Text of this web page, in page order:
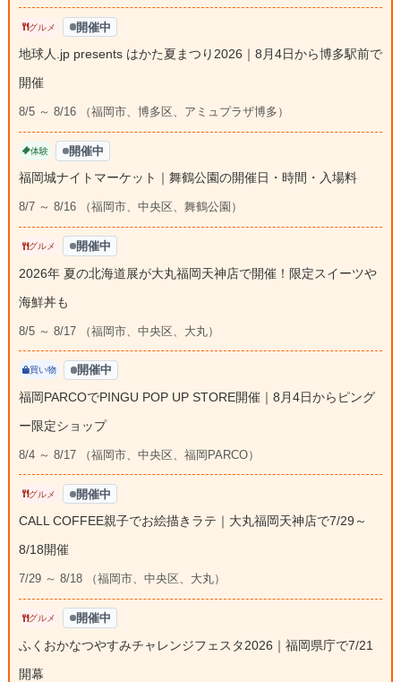
グルメ 開催中
地球人.jp presents はかた夏まつり2026｜8月4日から博多駅前で
開催
8/5 ～ 8/16 （福岡市、博多区、アミュプラザ博多）
体験 開催中
福岡城ナイトマーケット｜舞鶴公園の開催日・時間・入場料
8/7 ～ 8/16 （福岡市、中央区、舞鶴公園）
グルメ 開催中
2026年 夏の北海道展が大丸福岡天神店で開催！限定スイーツや
海鮮丼も
8/5 ～ 8/17 （福岡市、中央区、大丸）
買い物 開催中
福岡PARCOでPINGU POP UP STORE開催｜8月4日からピング
ー限定ショップ
8/4 ～ 8/17 （福岡市、中央区、福岡PARCO）
グルメ 開催中
CALL COFFEE親子でお絵描きラテ｜大丸福岡天神店で7/29～
8/18開催
7/29 ～ 8/18 （福岡市、中央区、大丸）
グルメ 開催中
ふくおかなつやすみチャレンジフェスタ2026｜福岡県庁で7/21
開幕